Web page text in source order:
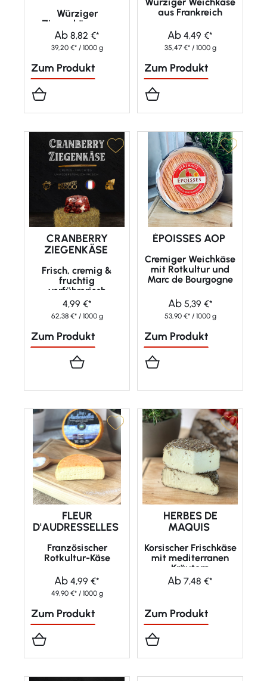
Würziger
Ziegenkäse aus
Korsika
Ab 8,82 €*
39,20 €* / 1000 g
Zum Produkt
Würziger Weichkäse
aus Frankreich
Ab 4,49 €*
35,47 €* / 1000 g
Zum Produkt
CRANBERRY
ZIEGENKÄSE
Frisch, cremig &
fruchtig
verführerisch
4,99 €*
62,38 €* / 1000 g
Zum Produkt
ÉPOISSES AOP
Cremiger Weichkäse
mit Rotkultur und
Marc de Bourgogne
Ab 5,39 €*
53,90 €* / 1000 g
Zum Produkt
FLEUR
D'AUDRESSELLES
Französischer
Rotkultur-Käse
Ab 4,99 €*
49,90 €* / 1000 g
Zum Produkt
HERBES DE
MAQUIS
Korsischer Frischkäse
mit mediterranen
Kräutern
Ab 7,48 €*
Zum Produkt